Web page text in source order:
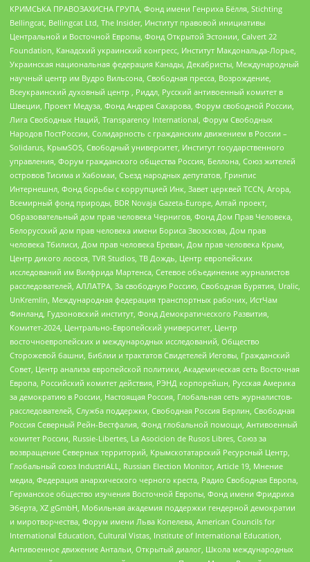
КРИМСЬКА ПРАВОЗАХИСНА ГРУПА, Фонд имени Генриха Бёлля, Stichting
Bellingcat, Bellingcat Ltd, The Insider, Институт правовой инициативы
Центральной и Восточной Европы, Фонд Открытой Эстонии, Calvert 22
Foundation, Канадский украинский конгресс, Институт Макдональда-Лорье,
Украинская национальная федерация Канады, Декабристы, Международный
научный центр им Вудро Вильсона, Свободная пресса, Возрождение,
Всеукраинский духовный центр , Риддл, Русский антивоенный комитет в
Швеции, Проект Медуза, Фонд Андрея Сахарова, Форум свободной России,
Лига Свободных Наций, Transparеncy International, Форум Свободных
Народов ПостРоссии, Солидарность с гражданским движением в России –
Solidarus, КрымSOS, Свободный университет, Институт государственного
управления, Форум гражданского общества Россия, Беллона, Союз жителей
островов Тисима и Хабомаи, Съезд народных депутатов, Гринпис
Интернешнл, Фонд борьбы с коррупцией Инк, Завет церквей TCCN, Агора,
Всемирный фонд природы, BDR Novaja Gazeta-Europe, Алтай проект,
Образовательный дом прав человека Чернигов, Фонд Дом Прав Человека,
Белорусский дом прав человека имени Бориса Звозскова, Дом прав
человека Тбилиси, Дом прав человека Ереван, Дом прав человека Крым,
Центр дикого лосося, TVR Studios, ТВ Дождь, Центр европейских
исследований им Вилфрида Мартенса, Сетевое объединение журналистов
расследователей, АЛЛАТРА, За свободную Россию, Свободная Бурятия, Uralic,
UnKremlin, Международная федерация транспортных рабочих, ИстЧам
Финланд, Гудзоновский институт, Фонд Демократического Развития,
Комитет-2024, Центрально-Европейский университет, Центр
восточноевропейских и международных исследований, Общество
Сторожевой башни, Библии и трактатов Свидетелей Иеговы, Гражданский
Совет, Центр анализа европейской политики, Академическая сеть Восточная
Европа, Российский комитет действия, РЭНД корпорейшн, Русская Америка
за демократию в России, Настоящая Россия, Глобальная сеть журналистов-
расследователей, Служба поддержки, Свободная Россия Берлин, Свободная
Россия Северный Рейн-Вестфалия, Фонд глобальной помощи, Антивоенный
комитет России, Russie-Libertes, La Asocicion de Rusos Libres, Союз за
возвращение Северных территорий, Крымскотатарский Ресурсный Центр,
Глобальный союз IndustriALL, Russian Election Monitor, Article 19, Мнение
медиа, Федерация анархического черного креста, Радио Свободная Европа,
Германское общество изучения Восточной Европы, Фонд имени Фридриха
Эберта, XZ gGmbH, Мобильная академия поддержки гендерной демократии
и миротворчества, Форум имени Льва Копелева, American Councils for
International Education, Cultural Vistas, Institute of International Education,
Антивоенное движение Антальи, Открытый диалог, Школа международных